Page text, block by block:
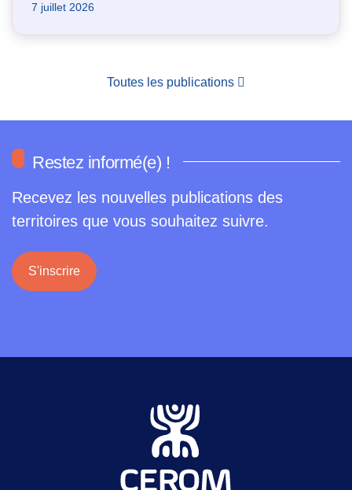
7 juillet 2026
Toutes les publications
Restez informé(e) !
Recevez les nouvelles publications des
territoires que vous souhaitez suivre.
S'inscrire